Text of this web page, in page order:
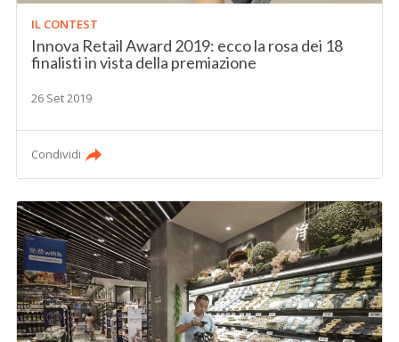
IL CONTEST
Innova Retail Award 2019: ecco la rosa dei 18
finalisti in vista della premiazione
26 Set 2019
Condividi